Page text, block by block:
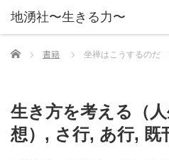
Home 書籍 坐禅はこうするのだ
生き方を考える（
想） , さ行, あ行, 既